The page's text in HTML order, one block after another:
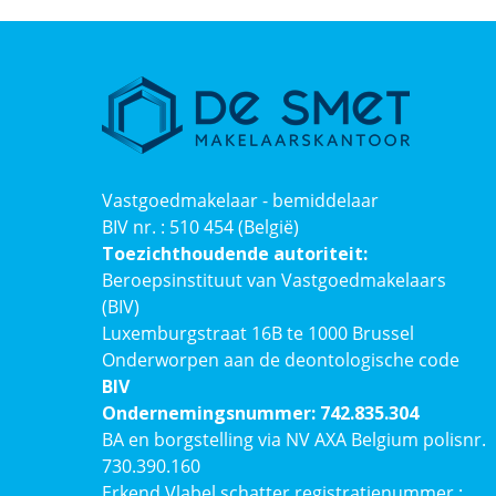
Vastgoedmakelaar - bemiddelaar
BIV nr. : 510 454 (België)
Toezichthoudende autoriteit:
Beroepsinstituut van Vastgoedmakelaars
(BIV)
Luxemburgstraat 16B te 1000 Brussel
Onderworpen aan de deontologische code
BIV
Ondernemingsnummer: 742.835.304
BA en borgstelling via NV AXA Belgium polisnr.
730.390.160